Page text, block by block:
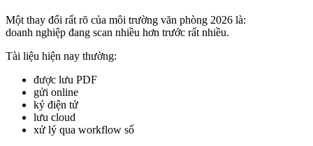
Một thay đổi rất rõ của môi trường văn phòng 2026 là:
doanh nghiệp đang scan nhiều hơn trước rất nhiều.
Tài liệu hiện nay thường:
được lưu PDF
gửi online
ký điện tử
lưu cloud
xử lý qua workflow số